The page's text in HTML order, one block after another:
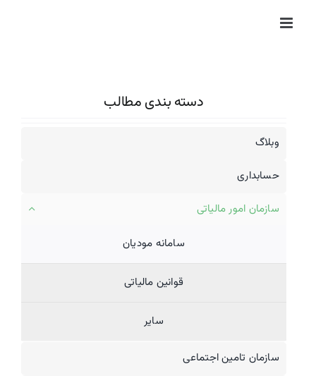
دسته بندی مطالب
وبلاگ
حسابداری
سازمان امور مالیاتی
سامانه مودیان
قوانین مالیاتی
سایر
سازمان تامین اجتماعی